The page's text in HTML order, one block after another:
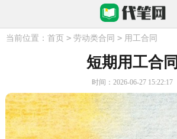
当前位置： 首页 > 劳动类合同 > 用工合同
短期用工合同
时间：2026-06-27 15:22:17